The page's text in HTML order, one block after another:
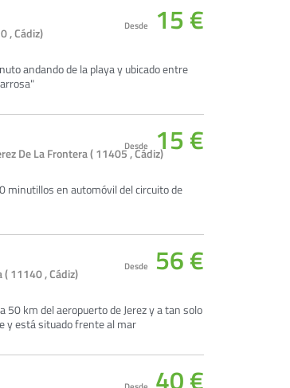
, Cádiz)
andando de la playa y ubicado entre
Desde 15 €
De La Frontera ( 11405 , Cádiz)
minutillos en automóvil del circuito de
Desde 15 €
11140 , Cádiz)
km del aeropuerto de Jerez y a tan solo
y está situado frente al mar
Desde 56 €
40 €